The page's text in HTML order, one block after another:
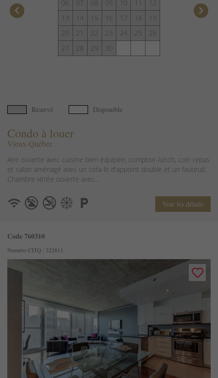
keyboard_arrow_left
06 07 08 09 10 11
12
13
14 15 16 17 18
19
20
21 22 23 24 25
26
27
28 29 30
keyboard_arrow_right
Réservé Disponible
Condo à louer
Vieux-Québec
Aire ouverte avec cuisine bien équipée, comptoir-lunch, coin repas
et salon aménagé avec un sofa-lit d'appoint double et un fauteuil;
Chambre vitrée ouverte avec...
Voir les détails
Code 760310
Numéro CITQ : 322811